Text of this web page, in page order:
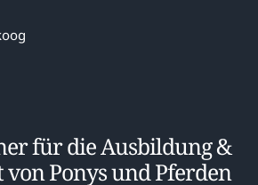
für die Ausbildung &
Ponys und Pferden